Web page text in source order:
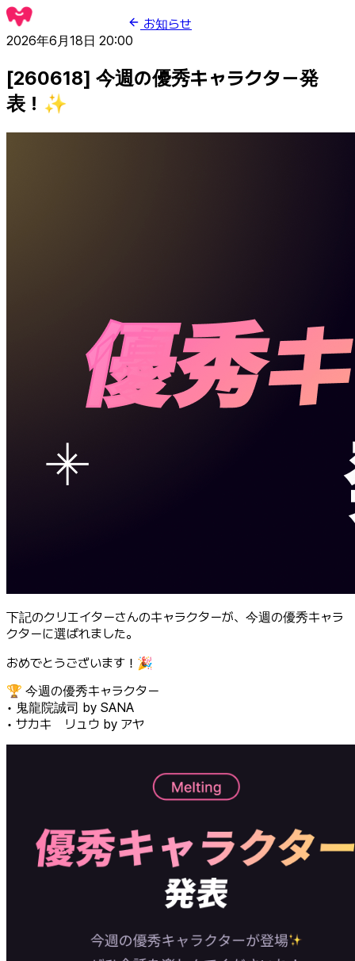
お知らせ
2026年6月18日 20:00
[260618] 今週の優秀キャラクター発
表！✨
下記のクリエイターさんのキャラクターが、今週の優秀キャラ
クターに選ばれました。
おめでとうございます！🎉
🏆 今週の優秀キャラクター
• 鬼龍院誠司 by SANA
• サカキ リュウ by アヤ